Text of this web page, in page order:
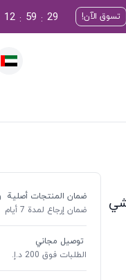
تسوق الآن! 28
:
59
:
12
ضمان المنتجات أصلية
ضمان إرجاع لمدة 7 أيام
توصيل مجاني
الطلبات فوق 200 د.إ.